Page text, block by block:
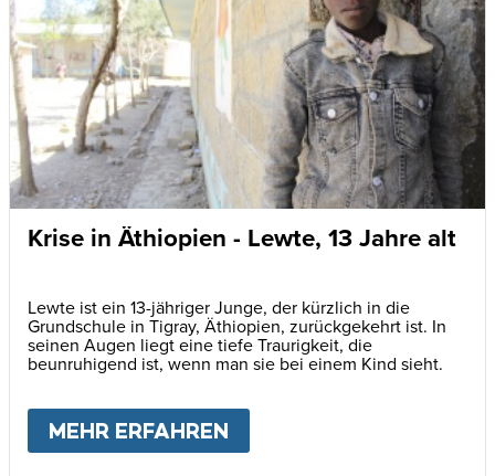
Krise in Äthiopien - Lewte, 13 Jahre alt
Lewte ist ein 13-jähriger Junge, der kürzlich in die
Grundschule in Tigray, Äthiopien, zurückgekehrt ist. In
seinen Augen liegt eine tiefe Traurigkeit, die
beunruhigend ist, wenn man sie bei einem Kind sieht.
MEHR ERFAHREN